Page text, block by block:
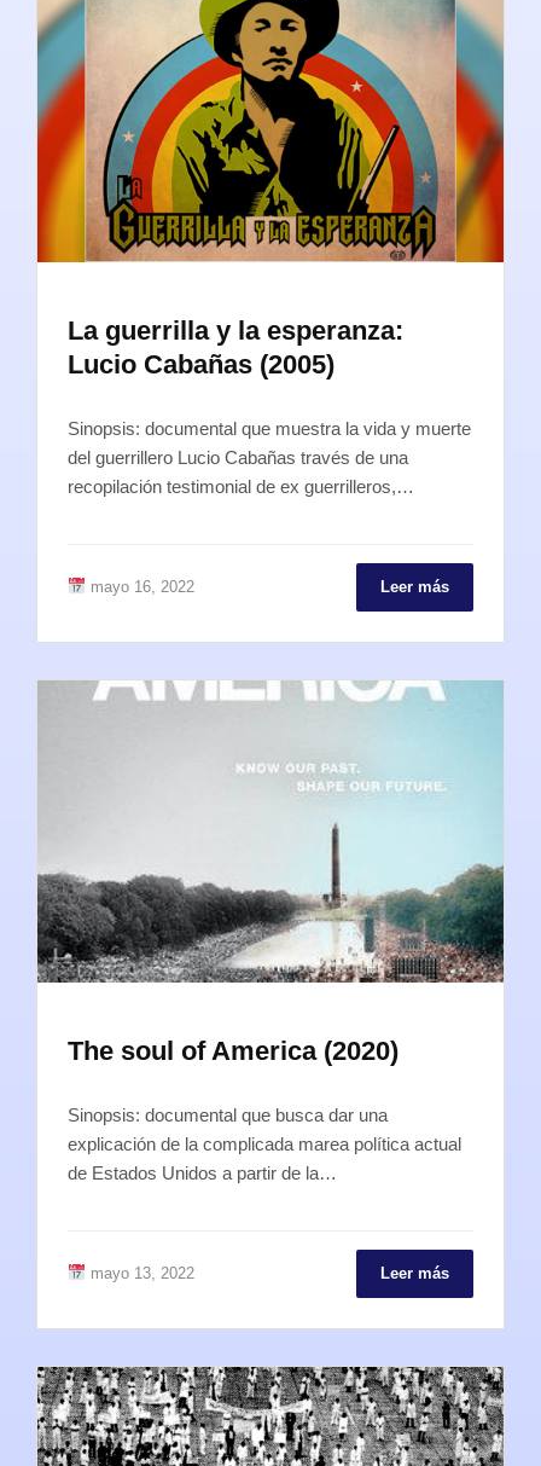
La guerrilla y la esperanza:
Lucio Cabañas (2005)
Sinopsis: documental que muestra la vida y muerte
del guerrillero Lucio Cabañas través de una
recopilación testimonial de ex guerrilleros,…
mayo 16, 2022 Leer más
The soul of America (2020)
Sinopsis: documental que busca dar una
explicación de la complicada marea política actual
de Estados Unidos a partir de la…
mayo 13, 2022 Leer más